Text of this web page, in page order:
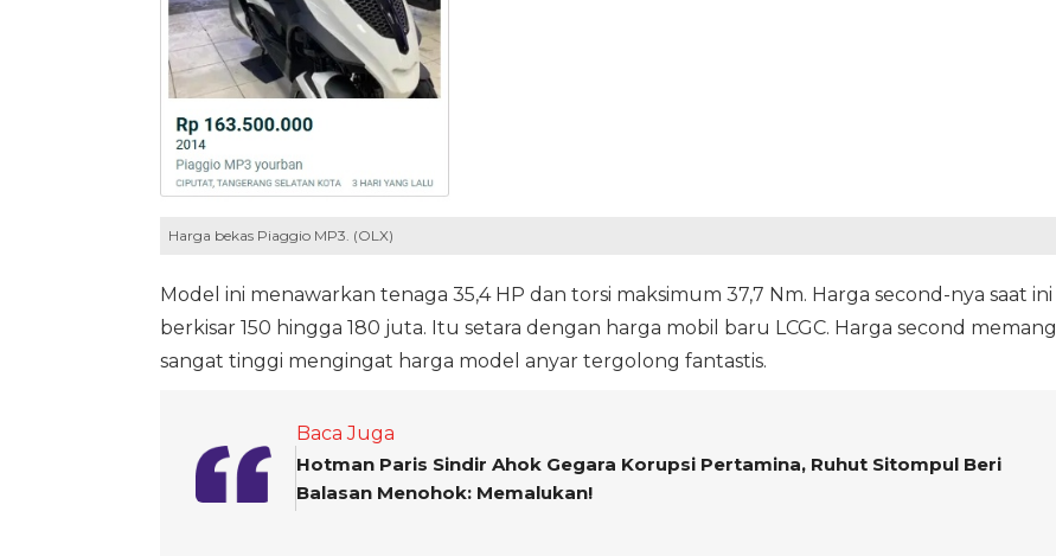
Harga bekas Piaggio MP3. (OLX)
Model ini menawarkan tenaga 35,4 HP dan torsi maksimum 37,7 Nm. Harga second-nya saat ini
berkisar 150 hingga 180 juta. Itu setara dengan harga mobil baru LCGC. Harga second memang
sangat tinggi mengingat harga model anyar tergolong fantastis.
Baca Juga
Hotman Paris Sindir Ahok Gegara Korupsi Pertamina, Ruhut Sitompul Beri
Balasan Menohok: Memalukan!